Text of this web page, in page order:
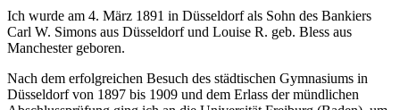
Ich wurde am 4. März 1891 in Düsseldorf als Sohn des Bankiers
Carl W. Simons aus Düsseldorf und Louise R. geb. Bless aus
Manchester geboren.
Nach dem erfolgreichen Besuch des städtischen Gymnasiums in
Düsseldorf von 1897 bis 1909 und dem Erlass der mündlichen